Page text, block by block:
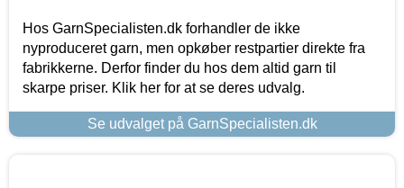
Hos GarnSpecialisten.dk forhandler de ikke
nyproduceret garn, men opkøber restpartier direkte fra
fabrikkerne. Derfor finder du hos dem altid garn til
skarpe priser. Klik her for at se deres udvalg.
Se udvalget på GarnSpecialisten.dk